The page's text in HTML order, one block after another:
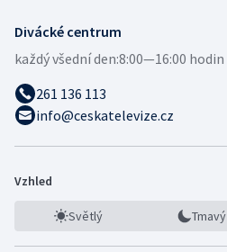
Divácké centrum
každý všední den:8:00—16:00 hodin
261 136 113
info@ceskatelevize.cz
Vzhled
Světlý Tmavý